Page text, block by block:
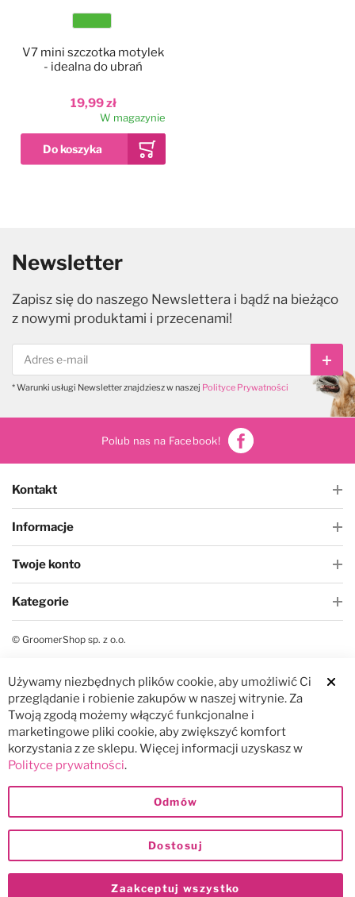
Kolor
19,99 zł
V7 mini szczotka motylek
- idealna do ubrań
W magazynie
Newsletter
Zapisz się do naszego Newslettera i bądź na bieżąco
z nowymi produktami i przecenami!
* Warunki usługi Newsletter znajdziesz w naszej Polityce Prywatności
Polub nas na Facebook!
Kontakt
Informacje
Twoje konto
Kategorie
© GroomerShop sp. z o.o.
Używamy niezbędnych plików cookie, aby umożliwić Ci
przeglądanie i robienie zakupów w naszej witrynie. Za
Twoją zgodą możemy włączyć funkcjonalne i
marketingowe pliki cookie, aby zwiększyć komfort
korzystania z ze sklepu. Więcej informacji uzyskasz w
Polityce prywatności.
Zaakceptuj wszystko
Dostosuj
Odmów